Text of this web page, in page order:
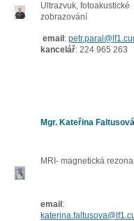
Ultrazvuk, fotoakustické
zobrazování
email :
kancelář: 224 965 263
Mgr. Kateřina
MRI- magnetická
email :